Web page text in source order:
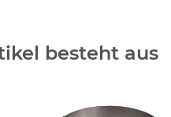
besteht aus